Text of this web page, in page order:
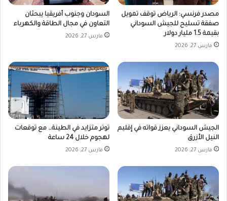
مصدر فرنسي: الرياض توقف تمويل
صفقة تسليح للجيش السوداني
بقيمة 1.5 مليار دولار
مارس 27, 2026
السودان وجنوب أفريقيا يبحثان
التعاون في مجال الطاقة والكهرباء
مارس 27, 2026
الجيش السوداني يعزز قواته في إقليم
النيل الأزرق
مارس 27, 2026
توتر متزايد في الطينة… مع توقعات
لهجوم خلال 24 ساعة
مارس 27, 2026